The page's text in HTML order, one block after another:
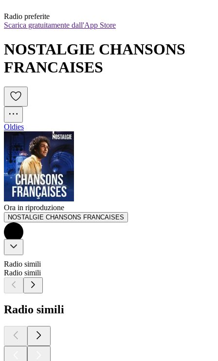
Radio preferite
Scarica gratuitamente dall'App Store
NOSTALGIE CHANSONS
FRANCAISES
Oldies
Ora in riproduzione
NOSTALGIE CHANSONS FRANCAISES
Radio simili
Radio simili
Radio simili